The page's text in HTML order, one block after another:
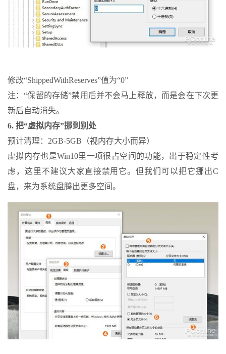
修改“ShippedWithReserves”值为“0”
注：“保留的存储”禁用后并不会马上释放，而是会在下次更
新后自动消失。
6. 把“虚拟内存”挪到别处
预计清理：2GB-5GB（视内存大小而异）
虚拟内存也是Win10里一项很占空间的功能，出于稳定性考
虑，这里不建议大家直接禁用它。但我们可以把它挪出C
盘，来为系统盘腾出更多空间。